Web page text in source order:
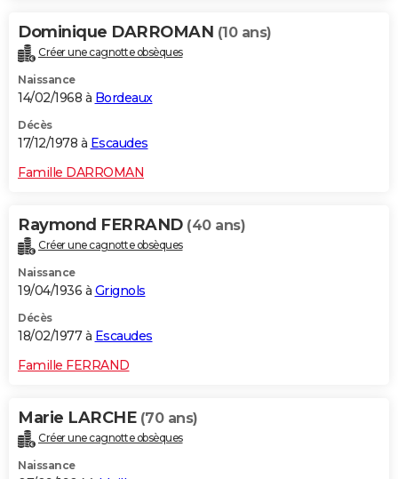
Dominique DARROMAN (10 ans)
Créer une cagnotte obsèques
Naissance
14/02/1968 à Bordeaux
Décès
17/12/1978 à Escaudes
Famille DARROMAN
Raymond FERRAND (40 ans)
Créer une cagnotte obsèques
Naissance
19/04/1936 à Grignols
Décès
18/02/1977 à Escaudes
Famille FERRAND
Marie LARCHE (70 ans)
Créer une cagnotte obsèques
Naissance